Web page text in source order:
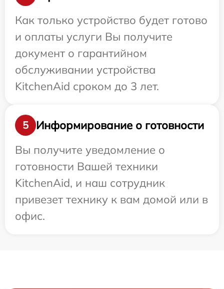
Как только устройство будет готово
и оплаты услуги Вы получите
документ о гарантийном
обслуживании устройства
KitchenAid сроком до 3 лет.
5
Информирование о готовности
Вы получите уведомление о
готовности Вашей техники
KitchenAid, и наш сотрудник
привезет технику к вам домой или в
офис.